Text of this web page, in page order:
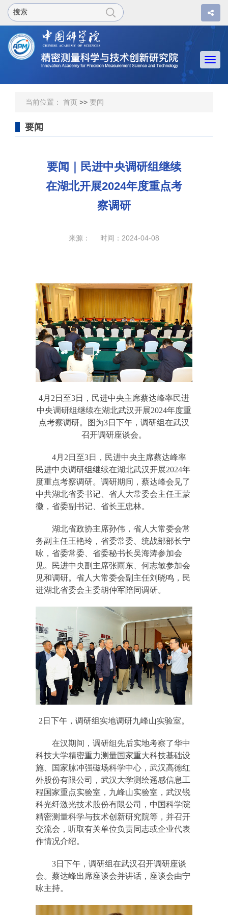
当前位置： 首页 >> 要闻
要闻
要闻｜民进中央调研组继续
在湖北开展2024年度重点考
察调研
来源： 时间：2024-04-08
4月2日至3日，民进中央主席蔡达峰率民进
中央调研组继续在湖北武汉开展2024年度重
点考察调研。
图为3日下午，调研组在武汉
召开调研座谈会。
4月2日至3日，民进中央主席蔡达峰率
民进中央调研组继续在湖北武汉开展2024年
度重点考察调研。调研期间，蔡达峰会见了
中共湖北省委书记、省人大常委会主任王蒙
徽，省委副书记、省长王忠林。
湖北省政协主席孙伟 ，省人大常委会常
务副主任王艳玲，省委常委、统战部部长宁
咏，省委常委、省委秘书长吴海涛参加会
见。民进中央副主席张雨东、何志敏参加会
见和调研。省人大常委会副主任刘晓鸣，民
进湖北省委会主委胡仲军陪同调研。
2日下午，调研组实地调研九峰山实验室。
在汉期间，调研组先后实地考察了华中
科技大学精密重力测量国家重大科技基础设
施、国家脉冲强磁场科学中心，武汉高德红
外股份有限公司，武汉大学测绘遥感信息工
程国家重点实验室，九峰山实验室，武汉锐
科光纤激光技术股份有限公司，中国科学院
精密测量科学与技术创新研究院等，并召开
交流会，听取有关单位负责同志或企业代表
作情况介绍。
3日下午，调研组在武汉召开调研座谈
会。蔡达峰出席座谈会并讲话，座谈会由宁
咏主持。